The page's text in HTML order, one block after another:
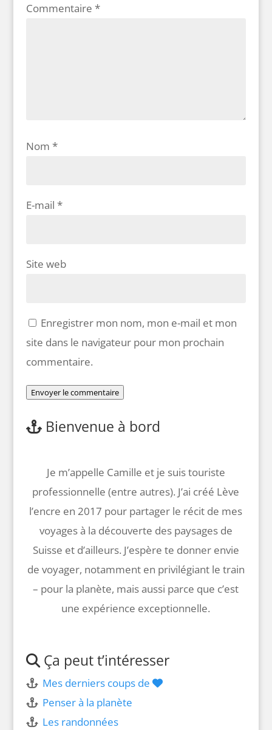
Commentaire *
Nom *
E-mail *
Site web
Enregistrer mon nom, mon e-mail et mon
site dans le navigateur pour mon prochain
commentaire.
Envoyer le commentaire
Bienvenue à bord
Je m’appelle Camille et je suis touriste
professionnelle (entre autres). J’ai créé Lève
l’encre en 2017 pour partager le récit de mes
voyages à la découverte des paysages de
Suisse et d’ailleurs. J’espère te donner envie
de voyager, notamment en privilégiant le train
– pour la planète, mais aussi parce que c’est
une expérience exceptionnelle.
Ça peut t’intéresser
Mes derniers coups de
Penser à la planète
Les randonnées